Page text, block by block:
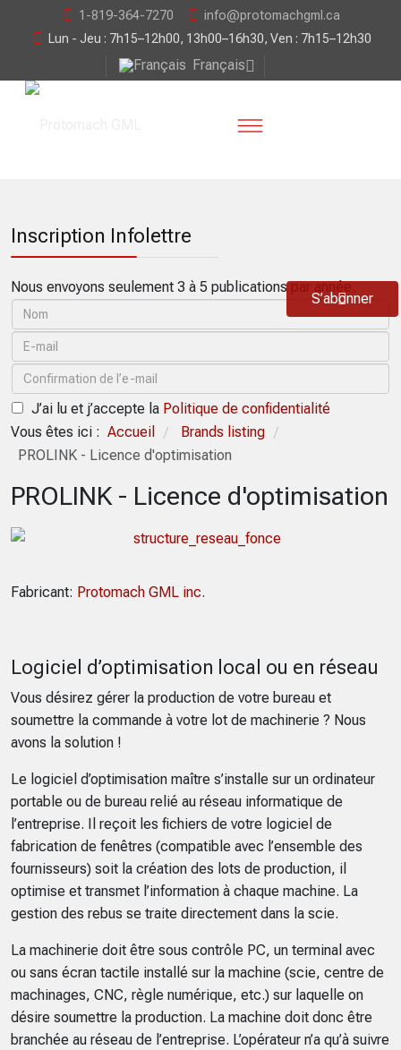
1-819-364-7270
info@protomachgml.ca
Lun - Jeu : 7h15–12h00, 13h00–16h30, Ven : 7h15–12h30
Français
Inscription Infolettre
Nous envoyons seulement 3 à 5 publications par année.
J’ai lu et j’accepte la Politique de confidentialité
S’abonner
Vous êtes ici : Accueil / Brands listing /
PROLINK - Licence d'optimisation
PROLINK - Licence d'optimisation
Fabricant: Protomach GML inc.
Logiciel d’optimisation local ou en réseau
Vous désirez gérer la production de votre bureau et
soumettre la commande à votre lot de machinerie ? Nous
avons la solution !
Le logiciel d’optimisation maître s’installe sur un ordinateur
portable ou de bureau relié au réseau informatique de
l’entreprise. Il reçoit les fichiers de votre logiciel de
fabrication de fenêtres (compatible avec l’ensemble des
fournisseurs) soit la création des lots de production, il
optimise et transmet l’information à chaque machine. La
gestion des rebus se traite directement dans la scie.
La machinerie doit être sous contrôle PC, un terminal avec
ou sans écran tactile installé sur la machine (scie, centre de
machinages, CNC, règle numérique, etc.) sur laquelle on
désire soumettre la production. La machine doit donc être
branchée au réseau de l’entreprise. L’opérateur n’a qu’à suivre